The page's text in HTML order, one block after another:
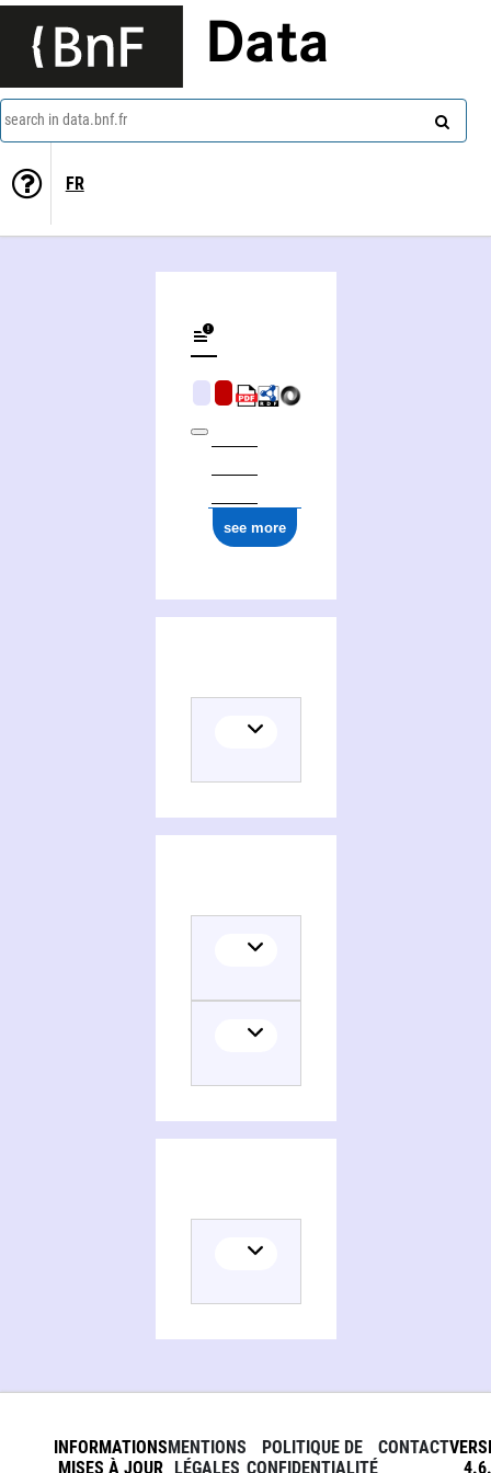
Data
search in data.bnf.fr
FR
see more
INFORMATIONS
MISES À JOUR
MENTIONS
LÉGALES
POLITIQUE DE
CONFIDENTIALITÉ
CONTACT